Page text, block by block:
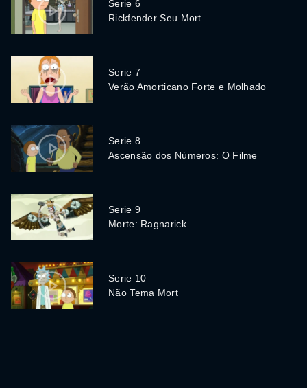
Serie 6
Rickfender Seu Mort
Serie 7
Verão Amorticano Forte e Molhado
Serie 8
Ascensão dos Números: O Filme
Serie 9
Morte: Ragnarick
Serie 10
Não Tema Mort